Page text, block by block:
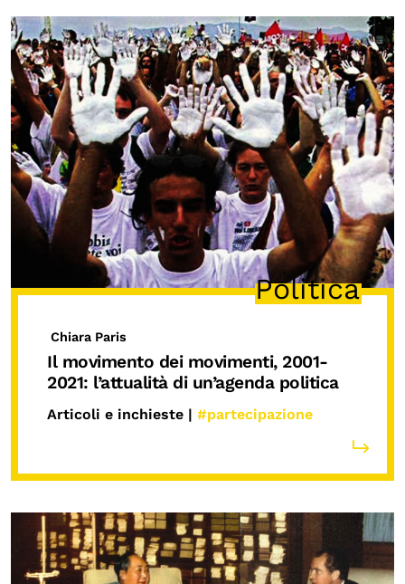
Politica
Chiara Paris
Il movimento dei movimenti, 2001-
2021: l’attualità di un’agenda politica
Articoli e inchieste | #partecipazione